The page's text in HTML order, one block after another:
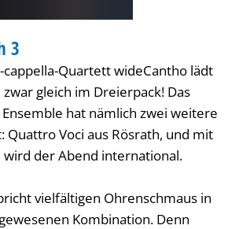
3
cappella-Quartett wideCantho lädt
gleich im Dreierpack! Das
hat nämlich zwei weitere
Quattro Voci aus Rösrath, und mit
wird der Abend international.
vielfältigen Ohrenschmaus in
Kombination. Denn